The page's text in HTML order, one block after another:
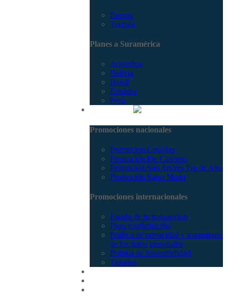
Europa
Turquía
Planes a Suramérica
Argentina
Bolivia
Brasil
Ecuador
Perú
Promociones nacionales
Promocion Coveñas
Promoción Eje Cafetero
Promoción San Andrés Fin de Año
Promoción Santa Marta
Promociones internacionales
Estado de tu transacción
Pago confirmación
Política de privacidad y tratamiento
de los datos personales
Política de Sostenibilidad
Tiquetes